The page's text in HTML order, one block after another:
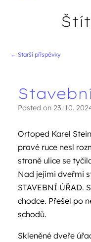
← Starší příspěvky
Posted on 23. 10.
Ortoped Karel
pravé ruce nesl
straně ulice se
Nad jejími dveřmi
STAVEBNÍ ÚŘAD.
chodce. Přešel po
schodů.
Skleněné dveře